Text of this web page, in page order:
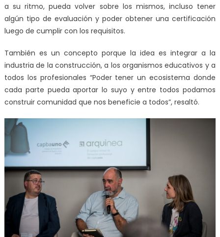
a su ritmo, pueda volver sobre los mismos, incluso tener
algún tipo de evaluación y poder obtener una certificación
luego de cumplir con los requisitos.
También es un concepto porque la idea es integrar a la
industria de la construcción, a los organismos educativos y a
todos los profesionales “Poder tener un ecosistema donde
cada parte pueda aportar lo suyo y entre todos podamos
construir comunidad que nos beneficie a todos”, resaltó.